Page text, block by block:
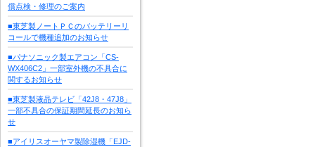
償点検・修理のご案内
■東芝製ノートＰＣのバッテリーリ
コールで機種追加のお知らせ
■パナソニック製エアコン「CS-
WX406C2」一部室外機の不具合に
関するお知らせ
■東芝製液晶テレビ「42J8・47J8」
一部不具合の保証期間延長のお知ら
せ
■アイリスオーヤマ製除湿機「EJD-